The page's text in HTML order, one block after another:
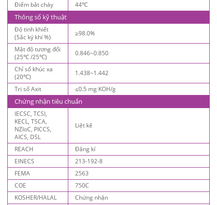
Điểm bắt cháy
44℃
Thông số kỹ thuật
Độ tinh khiết
(Sắc ký khí %)
≥98.0%
Mật độ tương đối
(25℃ /25℃)
0.846~0.850
Chỉ số khúc xạ
(20℃)
1.438~1.442
Trị số Axit
≤0.5 mg KOH/g
Chứng nhận tiêu chuẩn
IECSC, TCSI,
KECL, TSCA,
NZIoC, PICCS,
AICS, DSL
Liệt kê
REACH
Đăng kí
EINECS
213-192-8
FEMA
2563
COE
750C
KOSHER/HALAL
Chứng nhận